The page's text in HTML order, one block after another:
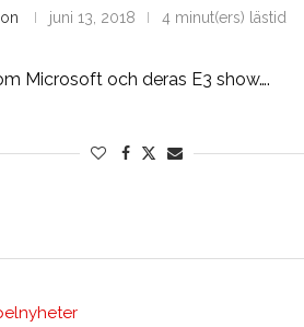
juni 13, 2018 4 minut(ers) lästid
Microsoft och deras E3 show….